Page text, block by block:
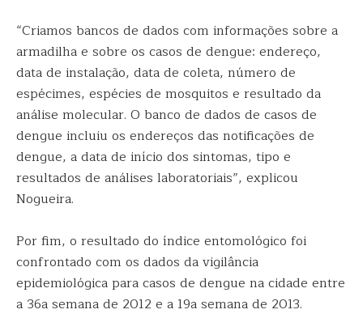
“Criamos bancos de dados com informações sobre a
armadilha e sobre os casos de dengue: endereço,
data de instalação, data de coleta, número de
espécimes, espécies de mosquitos e resultado da
análise molecular. O banco de dados de casos de
dengue incluiu os endereços das notificações de
dengue, a data de início dos sintomas, tipo e
resultados de análises laboratoriais”, explicou
Nogueira.
Por fim, o resultado do índice entomológico foi
confrontado com os dados da vigilância
epidemiológica para casos de dengue na cidade entre
a 36a semana de 2012 e a 19a semana de 2013.